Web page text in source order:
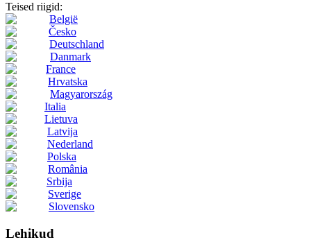
Teised riigid:
België
Česko
Deutschland
Danmark
France
Hrvatska
Magyarország
Italia
Lietuva
Latvija
Nederland
Polska
România
Srbija
Sverige
Slovensko
Lehikud